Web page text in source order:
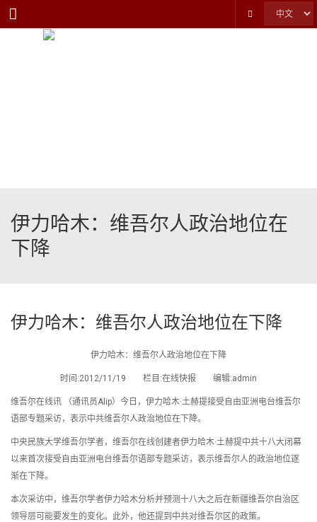
Menu
伊力哈木：维吾尔人政治地位在
下降
伊力哈木：维吾尔人政治地位在下降
伊力哈木：维吾尔人政治地位在下降
时间:2012/11/19 栏目:在线快报 编辑:admin
维吾尔在线讯 （通讯员Alip）今日，伊力哈木·土赫提接受自由亚洲电台维吾尔
语部专题采访，表示中共维吾尔人政治地位在下降。
中央民族大学维吾尔学者，维吾尔在线创建者伊力哈木·土赫提中共十八大闭幕
以来首次接受自由亚洲电台维吾尔语部专题采访，表示维吾尔人的政治地位逐
渐在下降。
本次采访中，维吾尔学者伊力哈木分析并预测十八大之后在新疆维吾尔自治区
领导层可能要发生的变化。此外，他还提到中共对维吾尔区的政策。